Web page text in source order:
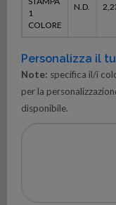
1
COLORE
N.D.
Personalizza il
Note: specifica il/i
per la
disponibile.